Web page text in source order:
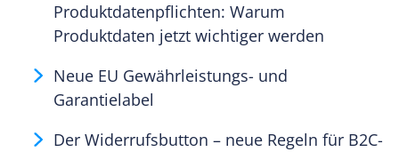
Produktdatenpflichten: Warum
Produktdaten jetzt wichtiger werden
Neue EU Gewährleistungs- und
Garantielabel
Der Widerrufsbutton – neue Regeln für B2C-